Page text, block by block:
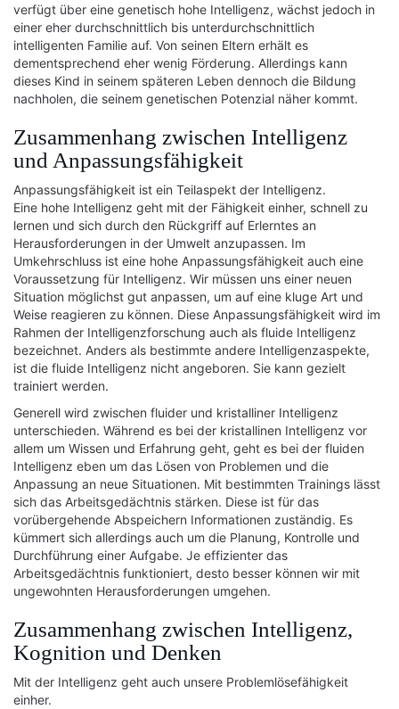
verfügt über eine genetisch hohe Intelligenz, wächst jedoch in
einer eher durchschnittlich bis unterdurchschnittlich
intelligenten Familie auf. Von seinen Eltern erhält es
dementsprechend eher wenig Förderung. Allerdings kann
dieses Kind in seinem späteren Leben dennoch die Bildung
nachholen, die seinem genetischen Potenzial näher kommt.
Zusammenhang zwischen Intelligenz
und Anpassungsfähigkeit
Anpassungsfähigkeit ist ein Teilaspekt der Intelligenz.
Eine hohe Intelligenz geht mit der Fähigkeit einher, schnell zu
lernen und sich durch den Rückgriff auf Erlerntes an
Herausforderungen in der Umwelt anzupassen. Im
Umkehrschluss ist eine hohe Anpassungsfähigkeit auch eine
Voraussetzung für Intelligenz. Wir müssen uns einer neuen
Situation möglichst gut anpassen, um auf eine kluge Art und
Weise reagieren zu können. Diese Anpassungsfähigkeit wird im
Rahmen der Intelligenzforschung auch als fluide Intelligenz
bezeichnet. Anders als bestimmte andere Intelligenzaspekte,
ist die fluide Intelligenz nicht angeboren. Sie kann gezielt
trainiert werden.
Generell wird zwischen fluider und kristalliner Intelligenz
unterschieden. Während es bei der kristallinen Intelligenz vor
allem um Wissen und Erfahrung geht, geht es bei der fluiden
Intelligenz eben um das Lösen von Problemen und die
Anpassung an neue Situationen. Mit bestimmten Trainings lässt
sich das Arbeitsgedächtnis stärken. Diese ist für das
vorübergehende Abspeichern Informationen zuständig. Es
kümmert sich allerdings auch um die Planung, Kontrolle und
Durchführung einer Aufgabe. Je effizienter das
Arbeitsgedächtnis funktioniert, desto besser können wir mit
ungewohnten Herausforderungen umgehen.
Zusammenhang zwischen Intelligenz,
Kognition und Denken
Mit der Intelligenz geht auch unsere Problemlösefähigkeit
einher.